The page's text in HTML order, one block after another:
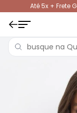
Até 5x + Frete